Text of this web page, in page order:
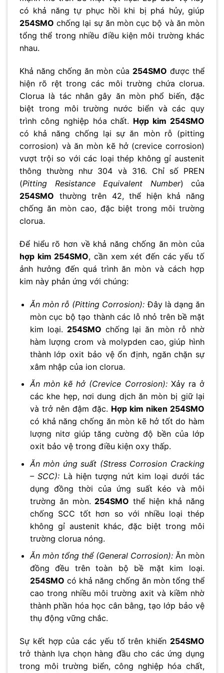
có khả năng tự phục hồi khi bị phá hủy, giúp
254SMO chống lại sự ăn mòn cục bộ và ăn mòn
tổng thể trong nhiều điều kiện môi trường khác
nhau.
Khả năng chống ăn mòn của 254SMO được thể
hiện rõ rệt trong các môi trường chứa clorua.
Clorua là tác nhân gây ăn mòn phổ biến, đặc
biệt trong môi trường nước biển và các quy
trình công nghiệp hóa chất. Hợp kim 254SMO
có khả năng chống lại sự ăn mòn rỗ (pitting
corrosion) và ăn mòn kẽ hở (crevice corrosion)
vượt trội so với các loại thép không gỉ austenit
thông thường như 304 và 316. Chỉ số PREN
(Pitting Resistance Equivalent Number) của
254SMO thường trên 42, thể hiện khả năng
chống ăn mòn cao, đặc biệt trong môi trường
clorua.
Để hiểu rõ hơn về khả năng chống ăn mòn của
hợp kim 254SMO, cần xem xét đến các yếu tố
ảnh hưởng đến quá trình ăn mòn và cách hợp
kim này phản ứng với chúng:
Ăn mòn rỗ (Pitting Corrosion): Đây là dạng ăn
mòn cục bộ tạo thành các lỗ nhỏ trên bề mặt
kim loại. 254SMO chống lại ăn mòn rỗ nhờ
hàm lượng crom và molypden cao, giúp hình
thành lớp oxit bảo vệ ổn định, ngăn chặn sự
xâm nhập của ion clorua.
Ăn mòn kẽ hở (Crevice Corrosion):Xảy ra ở
các khe hẹp, nơi dung dịch ăn mòn bị giữ lại
và trở nên đậm đặc. Hợp kim niken 254SMO
có khả năng chống ăn mòn kẽ hở tốt do hàm
lượng nitơ giúp tăng cường độ bền của lớp
oxit bảo vệ trong điều kiện oxy thấp.
Ăn mòn ứng suất (Stress Corrosion Cracking
– SCC): Là hiện tượng nứt kim loại dưới tác
dụng đồng thời của ứng suất kéo và môi
trường ăn mòn. 254SMO thể hiện khả năng
chống SCC tốt hơn so với nhiều loại thép
không gỉ austenit khác, đặc biệt trong môi
trường clorua nóng.
Ăn mòn tổng thể (General Corrosion):Ăn mòn
đồng đều trên toàn bộ bề mặt kim loại.
254SMO có khả năng chống ăn mòn tổng thể
cao trong nhiều môi trường axit và kiềm nhờ
thành phần hóa học cân bằng, tạo lớp bảo vệ
thụ động vững chắc.
Sự kết hợp của các yếu tố trên khiến 254SMO
trở thành lựa chọn hàng đầu cho các ứng dụng
trong môi trường biển, công nghiệp hóa chất,